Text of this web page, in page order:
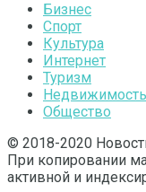
Бизнес
Спорт
Культура
Интернет
Туризм
Недвижимость
Общество
© 2018-2020
При копировании
активной и